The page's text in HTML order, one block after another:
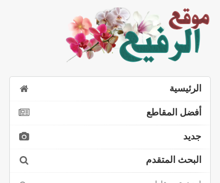
الرئيسية
أفضل المقاطع
جديد
البحث المتقدم